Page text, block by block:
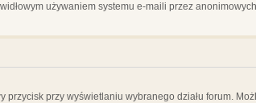
używaniem systemu e-maili przez
przycisk przy wyświetlaniu wybranego działu forum.